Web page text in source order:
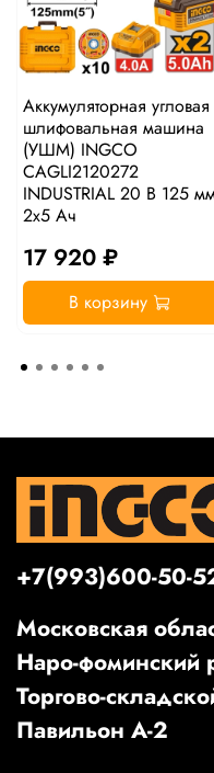
Аккумуляторная угловая
шлифовальная машина
(УШМ) INGCO
CAGLI2120272
INDUSTRIAL 20 В 125
2x5 Ач
17 920 ₽
В корзину
+7(993)600-50-
Московская
Наро-фоминский
Торгово-
Павильон А-2